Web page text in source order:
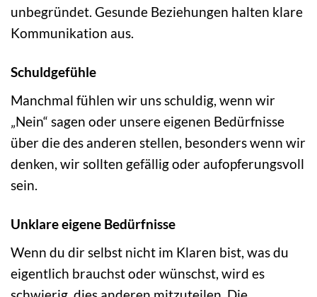
unbegründet. Gesunde Beziehungen halten klare
Kommunikation aus.
Schuldgefühle
Manchmal fühlen wir uns schuldig, wenn wir
„Nein“ sagen oder unsere eigenen Bedürfnisse
über die des anderen stellen, besonders wenn wir
denken, wir sollten gefällig oder aufopferungsvoll
sein.
Unklare eigene Bedürfnisse
Wenn du dir selbst nicht im Klaren bist, was du
eigentlich brauchst oder wünschst, wird es